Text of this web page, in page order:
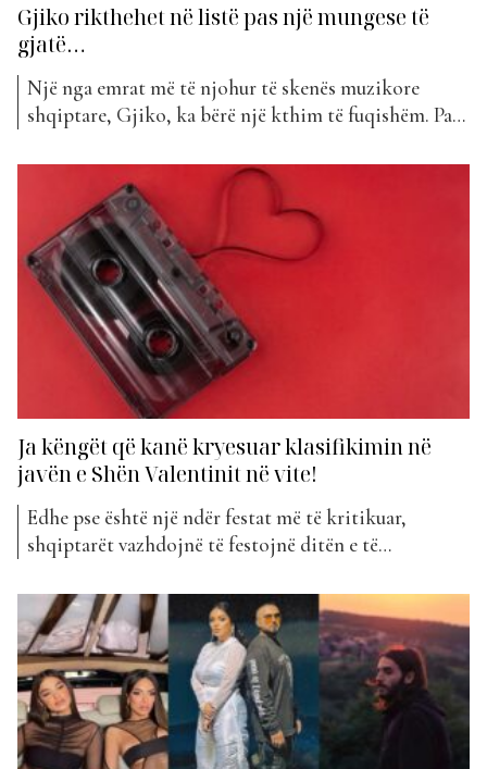
Gjiko rikthehet në listë pas një mungese të
gjatë…
Një nga emrat më të njohur të skenës muzikore
shqiptare, Gjiko, ka bërë një kthim të fuqishëm. Pas
është kthyer në qendër të vëmendjes me një projekt
të ri. Artisti ka sjellë së fundmi këngë e tij më re në
bashkëpunim me...
Ja këngët që kanë kryesuar klasifikimin në
javën e Shën Valentinit në vite!
Edhe pse është një ndër festat më të kritikuar,
shqiptarët vazhdojnë të festojnë ditën e të
kënaqësi, duke dhënë dhe marrë dashuri sikurse edhe
dhurata. Nuk mund të themi me bindje nëse të gjithë
artistët e festojnë këtë ditë të shënuar por një gjë...